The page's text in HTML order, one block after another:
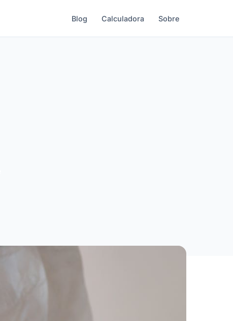
Blog Calculadora Sobre